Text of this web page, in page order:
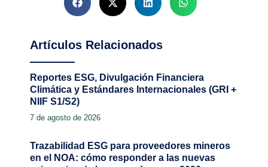
Artículos Relacionados
Reportes ESG, Divulgación Financiera
Climática y Estándares Internacionales (GRI +
NIIF S1/S2)
7 de agosto de 2026
Trazabilidad ESG para proveedores mineros
en el NOA: cómo responder a las nuevas